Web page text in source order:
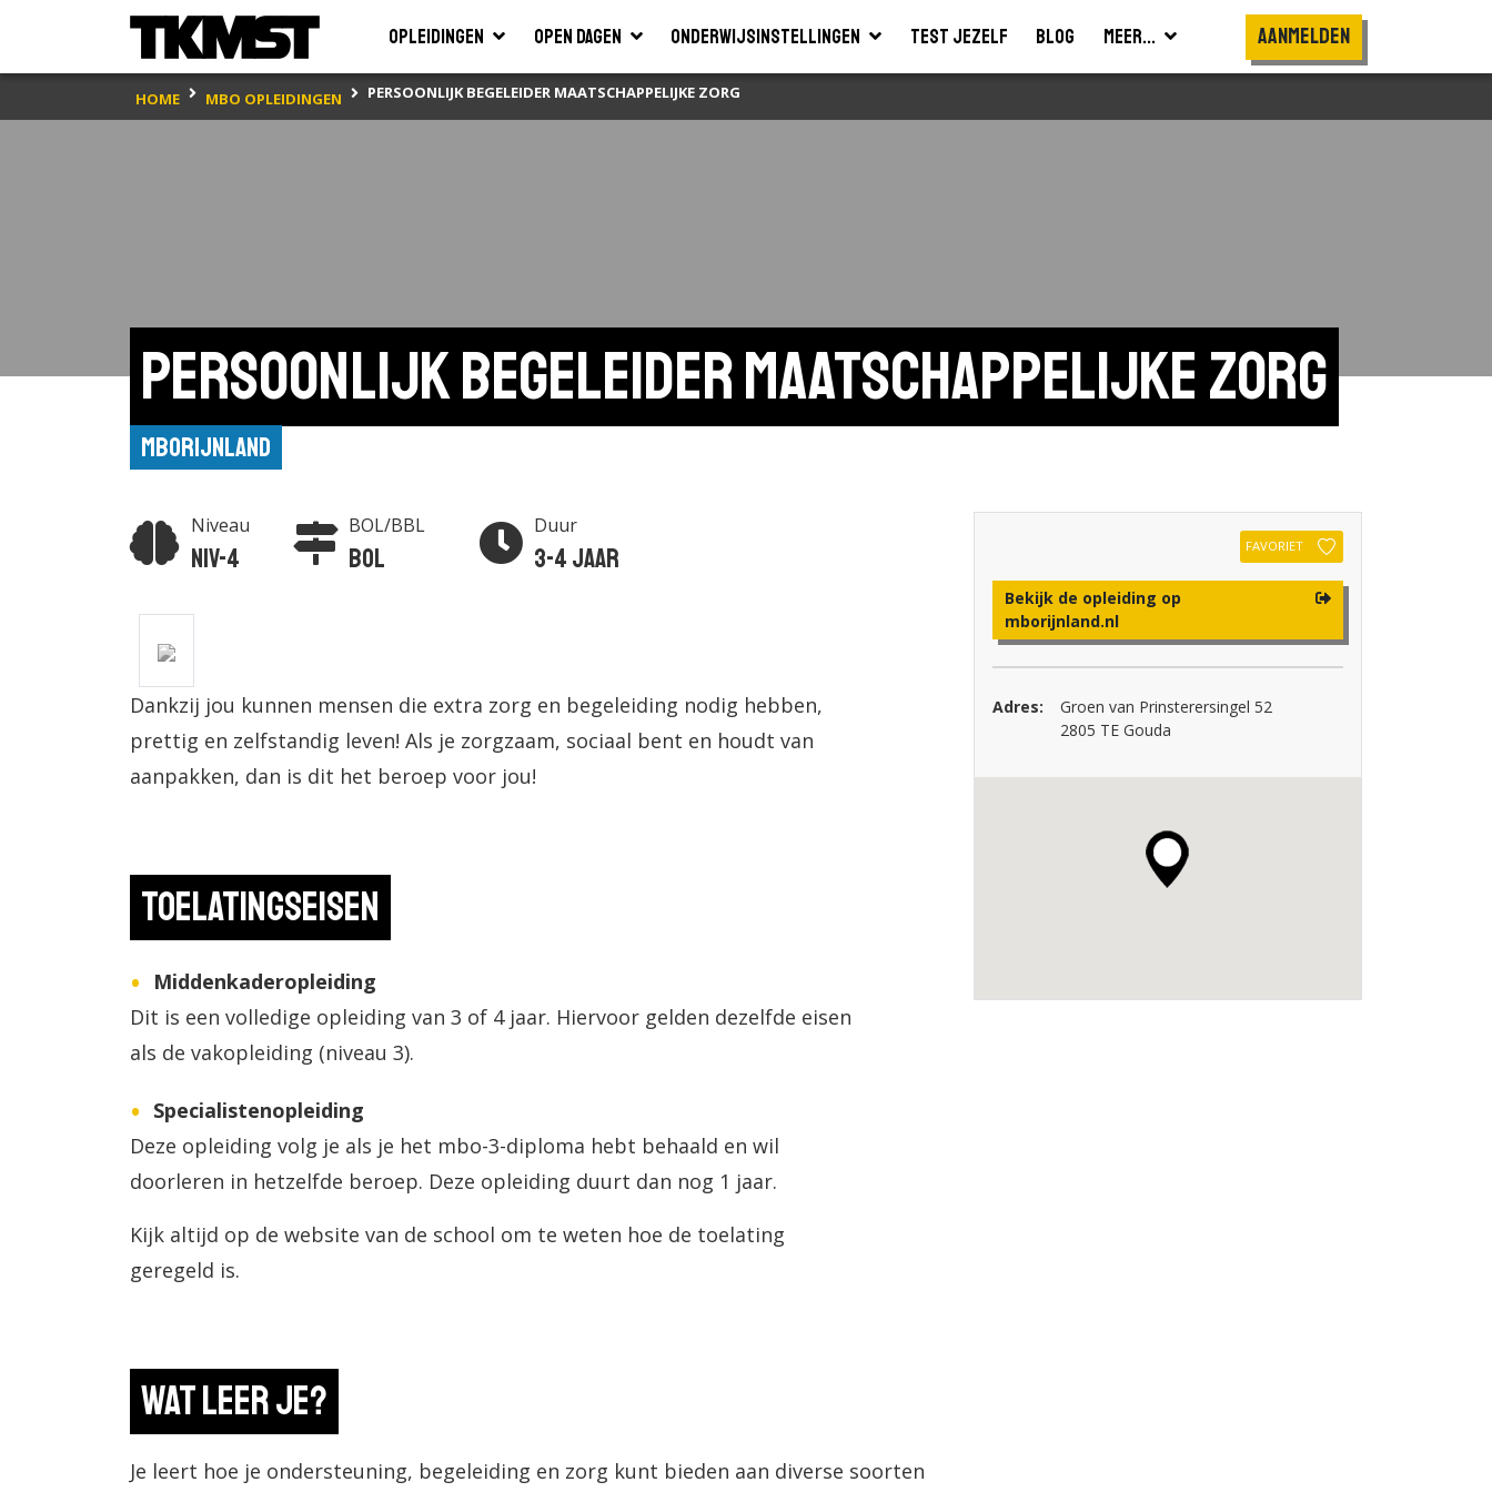
Opleidingen Open dagen Onderwijsinstellingen Test jezelf Blog Meer... Aanmelden
HOME MBO OPLEIDINGEN PERSOONLIJK BEGELEIDER MAATSCHAPPELIJKE ZORG
Persoonlijk begeleider maatschappelijke zorg
mboRijnland
Niveau
Niv-4
BOL/BBL
BOL
Duur
3-4 jaar
Dankzij jou kunnen mensen die extra zorg en begeleiding nodig hebben,
prettig en zelfstandig leven! Als je zorgzaam, sociaal bent en houdt van
aanpakken, dan is dit het beroep voor jou!
Toelatingseisen
Middenkaderopleiding
Dit is een volledige opleiding van 3 of 4 jaar. Hiervoor gelden dezelfde eisen
als de vakopleiding (niveau 3).
Specialistenopleiding
Deze opleiding volg je als je het mbo-3-diploma hebt behaald en wil
doorleren in hetzelfde beroep. Deze opleiding duurt dan nog 1 jaar.
Kijk altijd op de website van de school om te weten hoe de toelating
geregeld is.
Wat leer je?
Je leert hoe je ondersteuning, begeleiding en zorg kunt bieden aan diverse soorten
FAVORIET
Bekijk de opleiding op
mborijnland.nl
Adres:
Groen van Prinsterersingel 52
2805 TE Gouda